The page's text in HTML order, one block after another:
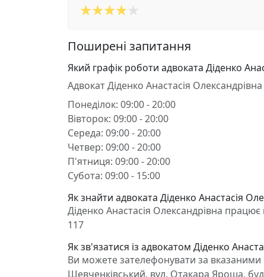
Поширені запитання
Який графік роботи адвоката Діденко
Адвокат Діденко Анастасія
Понеділок: 09:00 - 20:00
Вівторок: 09:00 - 20:00
Середа: 09:00 - 20:00
Четвер: 09:00 - 20:00
П'ятниця: 09:00 - 20:00
Субота: 09:00 - 15:00
Як знайти адвоката Діденко Анастасія
Діденко Анастасія Олександрівна
117
Як зв'язатися із адвокатом Діденко
Ви можете зателефонувати за
Шевченківський, вул. Отакара Яроша,